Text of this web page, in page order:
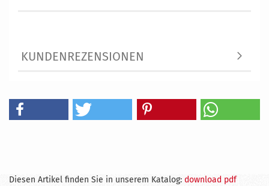
KUNDENREZENSIONEN
Diesen Artikel finden Sie in unserem Katalog: download pdf